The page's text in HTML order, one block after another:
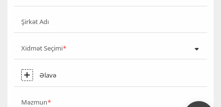
Şirkət Adı
Xidmət Seçimi
Əlavə
Məzmun